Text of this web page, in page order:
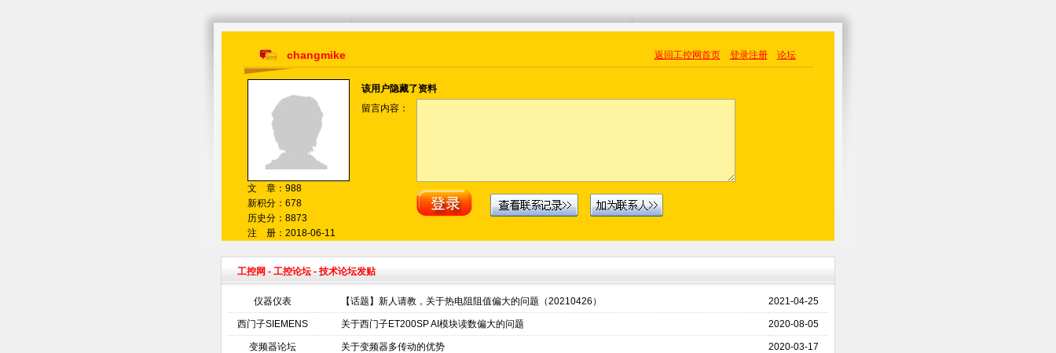
changmike 返回工控网首页 登录注册 论坛
文 章：988
新积分：678
历史分：8873
注 册：2018-06-11
该用户隐藏了资料
留言内容：
工控网 - 工控论坛- 技术论坛发贴
仪器仪表 【话题】新人请教，关于热电阻阻值偏大的问题（20210426） 2021-04-25
西门子SIEMENS 关于西门子ET200SP AI模块读数偏大的问题 2020-08-05
变频器论坛 关于变频器多传动的优势 2020-03-17